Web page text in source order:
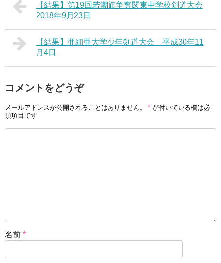
【結果】第19回若潮旗争奪関東中学校剣道大会
2018年9月23日
【結果】亜細亜大学少年剣道大会 平成30年11
月4日
コメントをどうぞ
メールアドレスが公開されることはありません。 * が付いている欄は必
須項目です
名前 *